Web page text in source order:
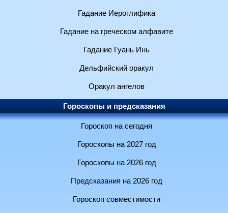
Гадание Иероглифика
Гадание на греческом алфавите
Гадание Гуань Инь
Дельфийский оракул
Оракул ангелов
Гороскопы и предсказания
Гороскоп на сегодня
Гороскопы на 2027 год
Гороскопы на 2026 год
Предсказания на 2026 год
Гороскоп совместимости